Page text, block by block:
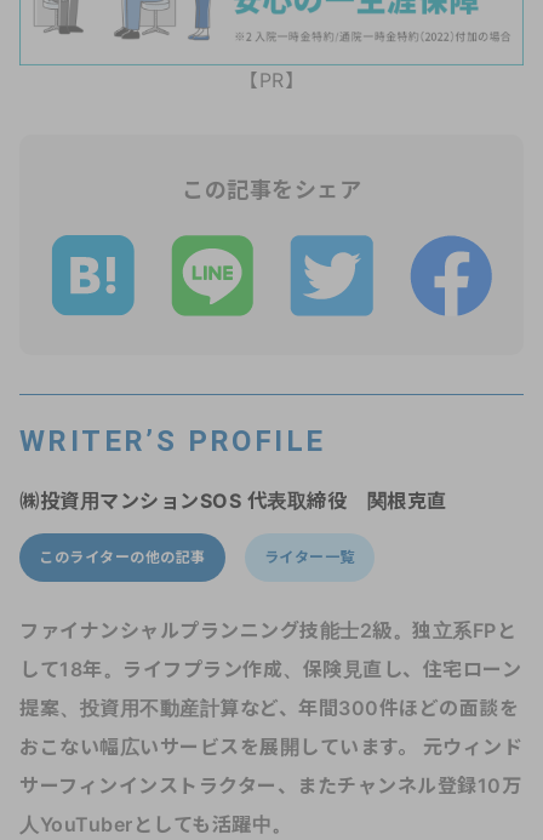
【PR】
この記事をシェア
WRITER’S PROFILE
㈱投資用マンションSOS 代表取締役 関根克直
このライターの他の記事 ライター一覧
ファイナンシャルプランニング技能士2級。独立系FPと
して18年。ライフプラン作成、保険見直し、住宅ローン
提案、投資用不動産計算など、年間300件ほどの面談を
おこない幅広いサービスを展開しています。 元ウィンド
サーフィンインストラクター、またチャンネル登録10万
人YouTuberとしても活躍中。